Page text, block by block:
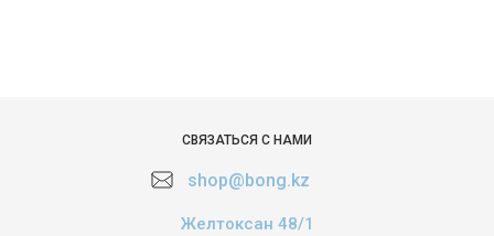
СВЯЗАТЬСЯ С НАМИ
shop@bong.kz
Желтоксан 48/1